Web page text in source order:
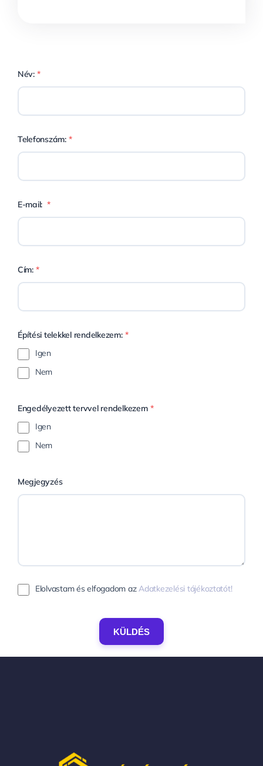
Név: *
Telefonszám: *
E-mail: *
Cím: *
Építési telekkel rendelkezem: *
Igen
Nem
Engedélyezett tervvel rendelkezem *
Igen
Nem
Megjegyzés
Elolvastam és elfogadom azAdatkezelési tájékoztatót!
KÜLDÉS